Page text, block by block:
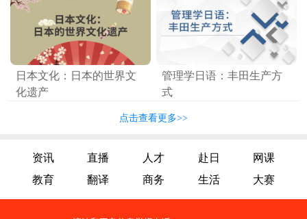
日本文化：日本的世界文
化遗产
管理学日语：丰田生产方
式
点击查看更多>>
资讯 直播 人才 赴日
网课
教育
翻译 商务 生活 大赛